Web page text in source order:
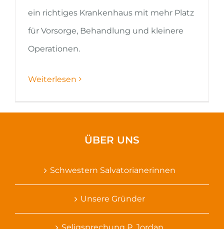
ein richtiges Krankenhaus mit mehr Platz
für Vorsorge, Behandlung und kleinere
Operationen.
Weiterlesen
ÜBER UNS
Schwestern Salvatorianerinnen
Unsere Gründer
Seligsprechung P. Jordan